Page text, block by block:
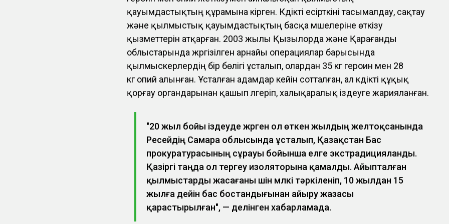
қауымдастықтың құрамына кірген. Күдікті есірткіні тасымалдау, сақтау
және қылмыстық қауымдастықтың басқа мүшелеріне өткізу
қызметтерін атқарған. 2003 жылы Қызылорда және Қарағанды
облыстарында жүргізілген арнайы операциялар барысында
қылмыскерлердің бір бөлігі ұсталып, олардан 35 кг героин мен 28
кг опий алынған. Ұсталған адамдар кейін сотталған, ал күдікті құқық
қорғау органдарынан қашып үлгеріп, халықаралық іздеуге жарияланған.
"20 жыл бойы іздеуде жүрген ол өткен жылдың желтоқсанында
Ресейдің Самара облысында ұсталып, Қазақстан Бас
прокуратурасының сұрауы бойынша елге экстрадицияланды.
Қазіргі таңда ол тергеу изоляторына қамалды. Айыпталған
қылмыстарды жасағаны үшін мүлкі тәркіленіп, 10 жылдан 15
жылға дейін бас бостандығынан айыру жазасы
қарастырылған", — делінген хабарламада.